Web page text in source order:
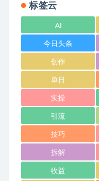
标签云
AI
今日头条
创作
单日
实操
引流
技巧
拆解
收益